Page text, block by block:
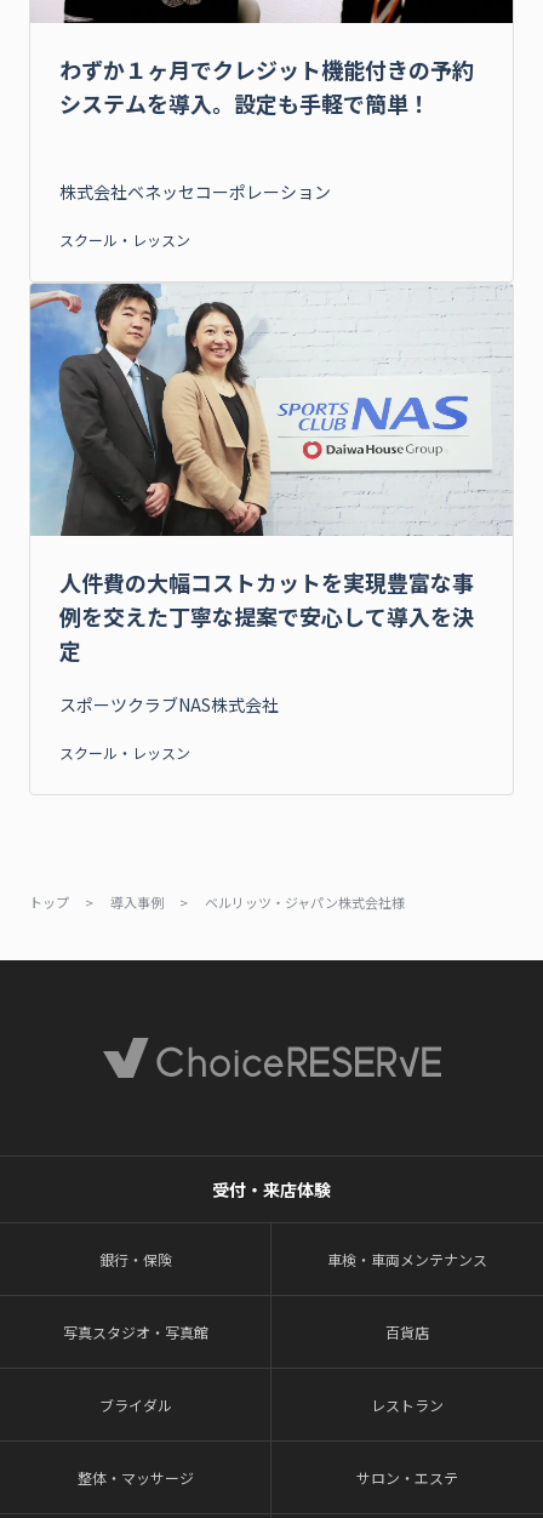
わずか１ヶ月でクレジット機能付きの予約
システムを導入。設定も手軽で簡単！
株式会社ベネッセコーポレーション
スクール・レッスン
人件費の大幅コストカットを実現豊富な事
例を交えた丁寧な提案で安心して導入を決
定
スポーツクラブNAS株式会社
スクール・レッスン
トップ > 導入事例 > ベルリッツ・ジャパン株式会社様
受付・来店体験
銀行・保険 車検・車両メンテナンス
写真スタジオ・写真館 百貨店
ブライダル レストラン
整体・マッサージ サロン・エステ